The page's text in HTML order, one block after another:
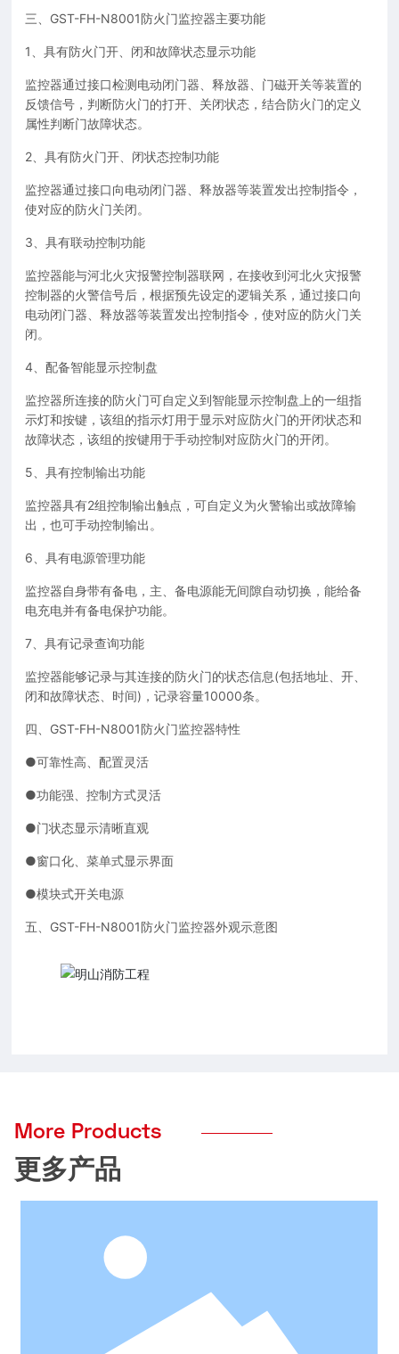
三、GST-FH-N8001防火门监控器主要功能
1、具有防火门开、闭和故障状态显示功能
监控器通过接口检测电动闭门器、释放器、门磁开关等装置的
反馈信号，判断防火门的打开、关闭状态，结合防火门的定义
属性判断门故障状态。
2、具有防火门开、闭状态控制功能
监控器通过接口向电动闭门器、释放器等装置发出控制指令，
使对应的防火门关闭。
3、具有联动控制功能
监控器能与河北火灾报警控制器联网，在接收到河北火灾报警
控制器的火警信号后，根据预先设定的逻辑关系，通过接口向
电动闭门器、释放器等装置发出控制指令，使对应的防火门关
闭。
4、配备智能显示控制盘
监控器所连接的防火门可自定义到智能显示控制盘上的一组指
示灯和按键，该组的指示灯用于显示对应防火门的开闭状态和
故障状态，该组的按键用于手动控制对应防火门的开闭。
5、具有控制输出功能
监控器具有2组控制输出触点，可自定义为火警输出或故障输
出，也可手动控制输出。
6、具有电源管理功能
监控器自身带有备电，主、备电源能无间隙自动切换，能给备
电充电并有备电保护功能。
7、具有记录查询功能
监控器能够记录与其连接的防火门的状态信息(包括地址、开、
闭和故障状态、时间)，记录容量10000条。
四、GST-FH-N8001防火门监控器特性
●可靠性高、配置灵活
●功能强、控制方式灵活
●门状态显示清晰直观
●窗口化、菜单式显示界面
●模块式开关电源
五、GST-FH-N8001防火门监控器外观示意图
More Products
更多产品